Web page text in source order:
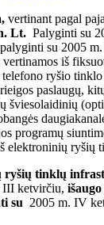
vertinant pagal
Lt. Palyginti su
su 2005
vertinamos iš
ryšio
paslaugų,
šviesolaidinių
programų
elektroninių ryšių
ryšių tinklų
ketvirčiu,
su 2005 m. IV